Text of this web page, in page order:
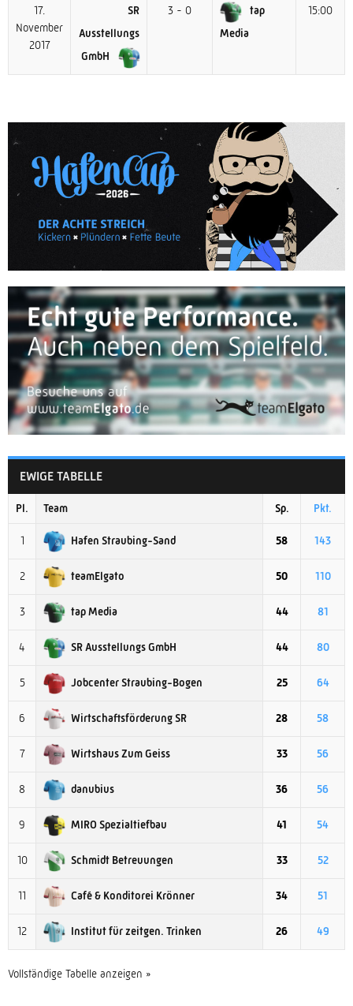
17.
November
2017
SR
Ausstellungs
GmbH
3 - 0
tap
Media
15:00
EWIGE TABELLE
Pl. Team Sp. Pkt.
1 Hafen Straubing-Sand 58 143
2 teamElgato 50 110
3 tap Media 44 81
4 SR Ausstellungs GmbH 44 80
5 Jobcenter Straubing-Bogen 25 64
6 Wirtschaftsförderung SR 28 58
7 Wirtshaus Zum Geiss 33 56
8 danubius 36 56
9 MIRO Spezialtiefbau 41 54
10 Schmidt Betreuungen 33 52
11 Café & Konditorei Krönner 34 51
12 Institut für zeitgen. Trinken 26 49
Vollständige Tabelle anzeigen »